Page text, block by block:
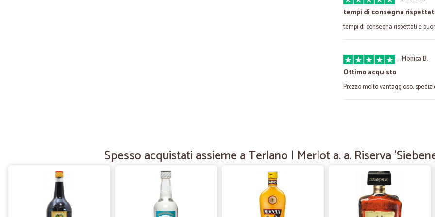
tempi di consegna
tempi di consegna rispettati e
—Monica B.
Ottimo acquisto
Prezzo molto vantaggioso,
all'arrivo del pacco da manuale.
—
Tutto perfetto
Spesso acquistati assieme a Terlano | Merlot a. a. Riserva